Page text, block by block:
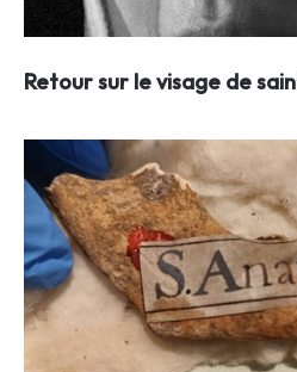
Retour sur le visage de